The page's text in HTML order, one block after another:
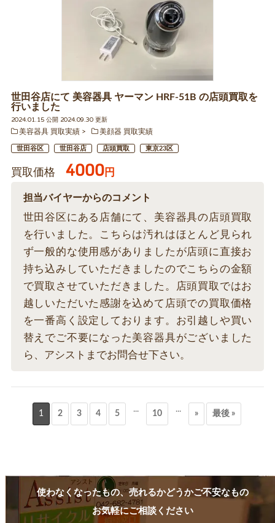
世田谷店にて 美容器具 ヤーマン HRF-51B の店頭買取を
行いました
2024.01.15 公開 2024.09.30 更新
美容器具 買取実績
美顔器 買取実績
世田谷区 世田谷店 店頭買取 東京23区
買取価格 4000円
担当バイヤーからのコメント
世田谷区にある店舗にて、美容器具の店頭買取
を行いました。こちらは汚れはほとんど見られ
ず一般的な使用感がありましたが店頭に直接お
持ち込みしていただきましたのでこちらの金額
で買取させていただきました。店頭買取ではお
越しいただいた感謝を込めて店頭での買取価格
を一番高く設定しております。お引越しや買い
替えでご不要になった美容器具がございました
ら、アシストまでお問合せ下さい。
1 2 3 4 5 ... 10 ... » 最後 »
使わなくなったもの、売れるかどうかご不安なもの
お気軽にご相談ください